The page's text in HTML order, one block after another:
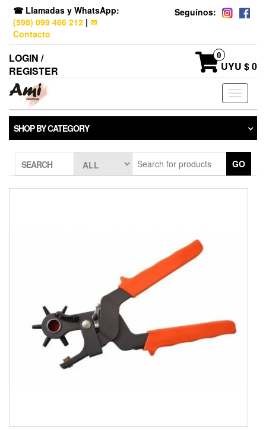
☎ Llamadas y WhatsApp:
(598) 099 466 212 | ✉
Contacto
Seguínos:
LOGIN /
REGISTER
0
UYU $ 0
Toggle
SHOP BY CATEGORY
SEARCH GO